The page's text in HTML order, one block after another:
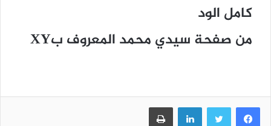
كامل الود
من صفحة سيدي محمد المعروف بXY
فيسبوك تويتر لينكدإن طباعة